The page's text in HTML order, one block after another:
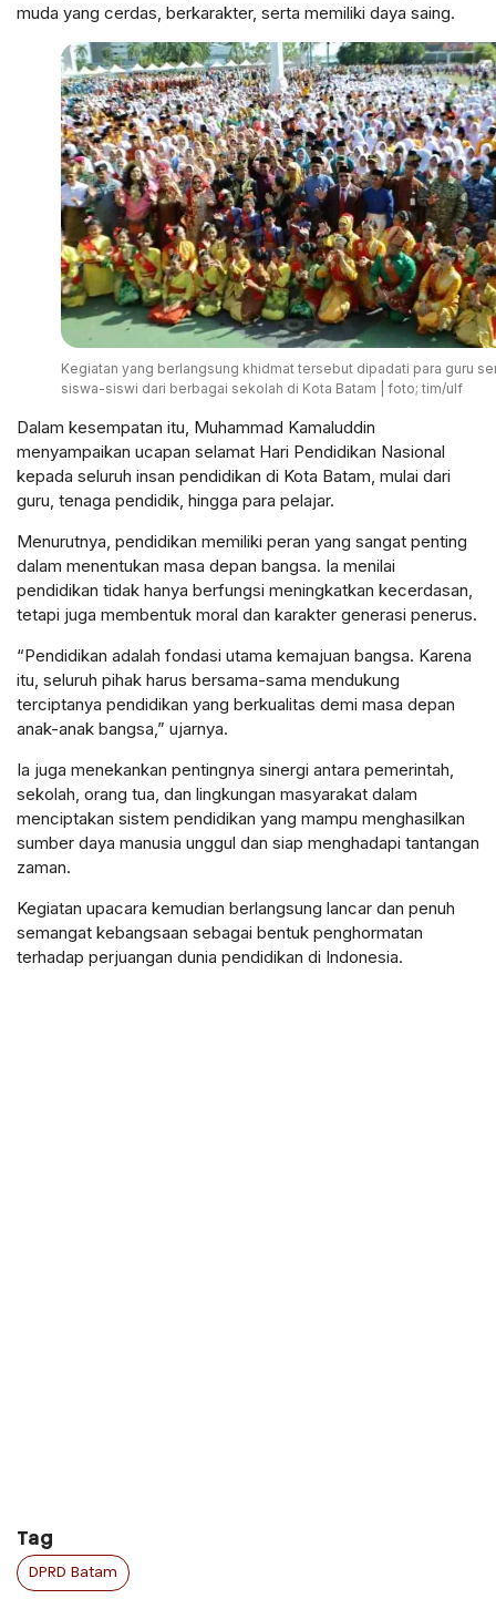
muda yang cerdas, berkarakter, serta memiliki daya saing.
Kegiatan yang berlangsung khidmat tersebut dipadati para guru
siswa-siswi dari berbagai sekolah di Kota Batam | foto; tim/ulf
Dalam kesempatan itu, Muhammad Kamaluddin
menyampaikan ucapan selamat Hari Pendidikan Nasional
kepada seluruh insan pendidikan di Kota Batam, mulai dari
guru, tenaga pendidik, hingga para pelajar.
Menurutnya, pendidikan memiliki peran yang sangat penting
dalam menentukan masa depan bangsa. Ia menilai
pendidikan tidak hanya berfungsi meningkatkan kecerdasan,
tetapi juga membentuk moral dan karakter generasi penerus.
“Pendidikan adalah fondasi utama kemajuan bangsa. Karena
itu, seluruh pihak harus bersama-sama mendukung
terciptanya pendidikan yang berkualitas demi masa depan
anak-anak bangsa,” ujarnya.
Ia juga menekankan pentingnya sinergi antara pemerintah,
sekolah, orang tua, dan lingkungan masyarakat dalam
menciptakan sistem pendidikan yang mampu menghasilkan
sumber daya manusia unggul dan siap menghadapi tantangan
zaman.
Kegiatan upacara kemudian berlangsung lancar dan penuh
semangat kebangsaan sebagai bentuk penghormatan
terhadap perjuangan dunia pendidikan di Indonesia.
Tag
DPRD Batam